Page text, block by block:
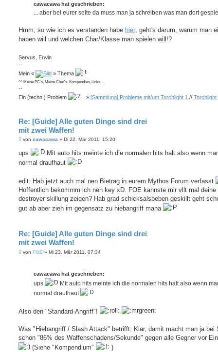
cawacawa hat geschrieben:
... aber bei eurer seite da muss man ja schreiben was man dort
Hmm, so wie ich es verstanden habe hier , geht's darum, warum man
haben will und welchen Char/Klasse man spielen will !?
Servus, Erwin
--
Mein «
» Thema
^^ Meine PC's, Meine Char's, Kompendien, Links, ...
--
Ein (techn.) Problem
» [Sammlung] Probleme mit/um Torchlight 1 // Torchlight
Re: [Guide] Alle guten Dinge sind drei
mit zwei Waffen!
B
i
t
r
von cawacawa » Di 22. Mär 2011, 15:20
ups
Mit auto hits meinte ich die normalen hits halt also wenn
normal draufhaut
edit: Hab jetzt auch mal nen Bietrag in eurem Mythos Forum verfasst
Hoffentlich bekommm ich nen key xD. FOE kannste mir vllt mal deine
destroyer skillung zeigen? Hab grad schicksalsbeben geskillt geht
gut ab aber zieh im gegensatz zu hiebangriff mana
Re: [Guide] Alle guten Dinge sind drei
mit zwei Waffen!
Bvon FOE » Mi 23. Mär 2011, 07:34
cawacawa hat geschrieben:
ups
Mit auto hits meinte ich die normalen hits halt also wenn
normal draufhaut
Also den "Standard-Angriff"!
Was "Hiebangriff / Slash Attack" betrifft: Klar, damit macht man ja bei
schon "86% des Waffenschadens/Sekunde" gegen alle Gegner vor
(Siehe "Kompendium"
)